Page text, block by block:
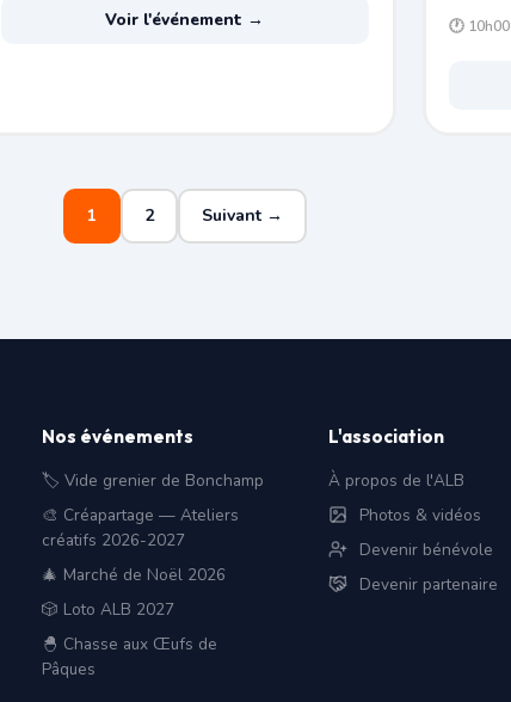
Voir l'événement → 🕐 10h00
1 2 Suivant →
Nos événements
🏷️ Vide grenier de Bonchamp
🎨 Créapartage — Ateliers
créatifs 2026-2027
🎄 Marché de Noël 2026
🎲 Loto ALB 2027
🐣 Chasse aux Œufs de
Pâques
L'association
À propos de l'ALB
Photos & vidéos
Devenir bénévole
Devenir partenaire